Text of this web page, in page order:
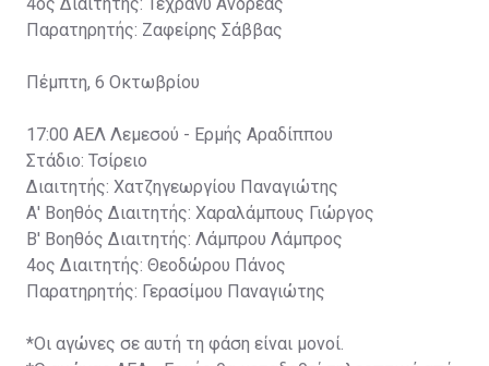
Παρατηρητής: Ζαφείρης Σάββας
Πέμπτη, 6 Οκτωβρίου
17:00 ΑΕΛ Λεμεσού - Ερμής Αραδίππου
Στάδιο: Τσίρειο
Διαιτητής: Χατζηγεωργίου Παναγιώτης
Α' Βοηθός Διαιτητής: Χαραλάμπους Γιώργος
Β' Βοηθός Διαιτητής: Λάμπρου Λάμπρος
4ος Διαιτητής: Θεοδώρου Πάνος
Παρατηρητής: Γερασίμου Παναγιώτης
*Οι αγώνες σε αυτή τη φάση είναι μονοί.